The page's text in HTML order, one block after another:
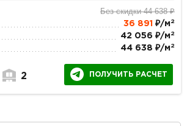
Без скидки 44 638 ₽
36 891 ₽/м 2
42 056 ₽/м 2
44 638 ₽/м 2
2 ПОЛУЧИТЬ РАСЧЕТ